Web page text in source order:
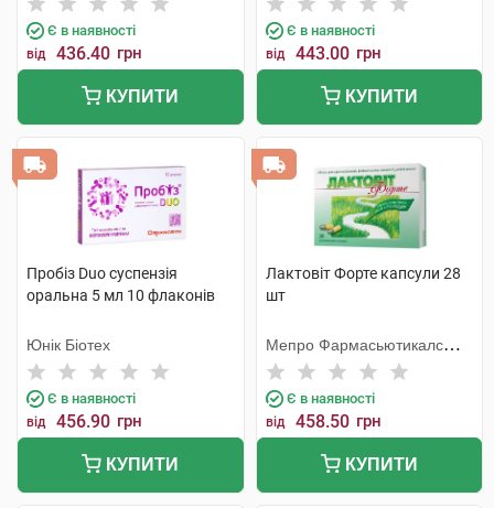
Є в наявності
від 436.40 грн
КУПИТИ
Є в наявності
від 443.00 грн
КУПИТИ
Пробіз Duo суспензія
оральна 5 мл 10 флаконів
Юнік Біотех
Є в наявності
від 456.90 грн
КУПИТИ
Лактовіт Форте капсули 28
шт
Мепро Фармасьютикалс
Пріват
Є в наявності
від 458.50 грн
КУПИТИ